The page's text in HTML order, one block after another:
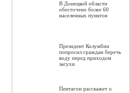
В Донецкой области
обесточено более 60
населенных пунктов
Президент Колумбии
попросил граждан беречь
воду перед приходом
засухи
Пентагон расскажет о